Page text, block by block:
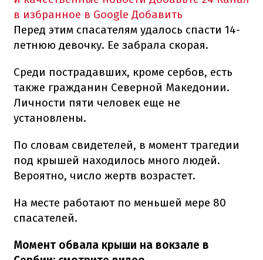
в избранное в Google Добавить
Перед этим спасателям удалось спасти 14-
летнюю девочку. Ее забрала скорая.
Среди пострадавших, кроме сербов, есть
также гражданин Северной Македонии.
Личности пяти человек еще не
установлены.
По словам свидетелей, в момент трагедии
под крышей находилось много людей.
Вероятно, число жертв возрастет.
На месте работают по меньшей мере 80
спасателей.
Момент обвала крыши на вокзале в